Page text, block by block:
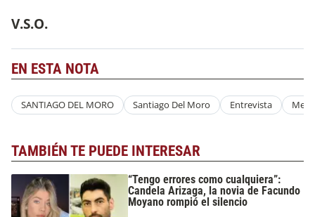
V.S.O.
EN ESTA NOTA
SANTIAGO DEL MORO Santiago Del Moro Entrevista
TAMBIÉN TE PUEDE INTERESAR
“Tengo errores como cualquiera”:
Candela Arizaga, la novia de Facundo
Moyano rompió el silencio